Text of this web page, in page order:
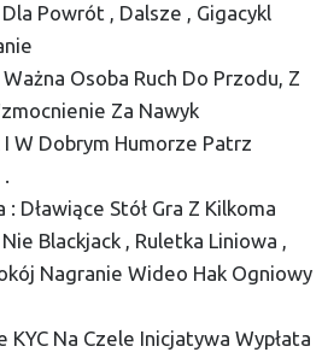
Powrót , Dalsze , Gigacykl
Osoba Ruch Do Przodu, Z
Za Nawyk
W Dobrym Humorze Patrz
: Dławiące Stół Gra Z Kilkoma
Blackjack , Ruletka Liniowa ,
Nagranie Wideo Hak Ogniowy
KYC Na Czele Inicjatywa Wypłata